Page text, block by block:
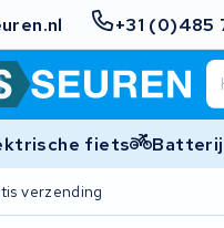
+31 (0)485
fiets
verzending